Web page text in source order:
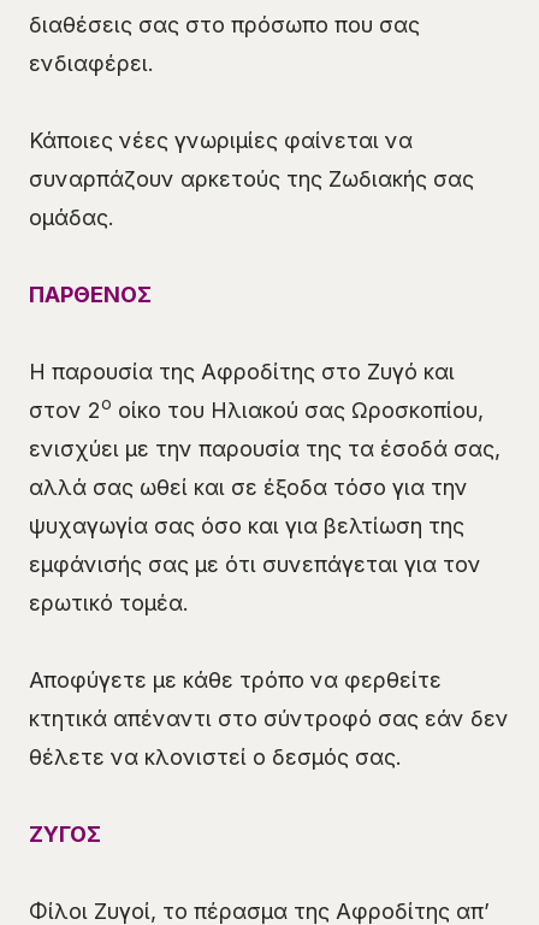
διαθέσεις σας στο πρόσωπο που σας
ενδιαφέρει.
Κάποιες νέες γνωριμίες φαίνεται να
συναρπάζουν αρκετούς της Ζωδιακής σας
ομάδας.
ΠΑΡΘΕΝΟΣ
Η παρουσία της Αφροδίτης στο Ζυγό και
στον 2ο οίκο του Ηλιακού σας Ωροσκοπίου,
ενισχύει με την παρουσία της τα έσοδά σας,
αλλά σας ωθεί και σε έξοδα τόσο για την
ψυχαγωγία σας όσο και για βελτίωση της
εμφάνισής σας με ότι συνεπάγεται για τον
ερωτικό τομέα.
Αποφύγετε με κάθε τρόπο να φερθείτε
κτητικά απέναντι στο σύντροφό σας εάν δεν
θέλετε να κλονιστεί ο δεσμός σας.
ΖΥΓΟΣ
Φίλοι Ζυγοί, το πέρασμα της Αφροδίτης απ’